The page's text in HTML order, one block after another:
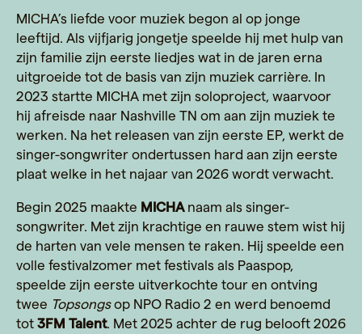
MICHA’s liefde voor muziek begon al op jonge
leeftijd. Als vijfjarig jongetje speelde hij met hulp van
zijn familie zijn eerste liedjes wat in de jaren erna
uitgroeide tot de basis van zijn muziek carrière. In
2023 startte MICHA met zijn soloproject, waarvoor
hij afreisde naar Nashville TN om aan zijn muziek te
werken. Na het releasen van zijn eerste EP, werkt de
singer-songwriter ondertussen hard aan zijn eerste
plaat welke in het najaar van 2026 wordt verwacht.
Begin 2025 maakte MICHAnaam als singer-
songwriter. Met zijn krachtige en rauwe stem wist hij
de harten van vele mensen te raken. Hij speelde een
volle festivalzomer met festivals als Paaspop,
speelde zijn eerste uitverkochte tour en ontving
twee Topsongsop NPO Radio 2 en werd benoemd
tot 3FM Talent. Met 2025 achter de rug belooft 2026